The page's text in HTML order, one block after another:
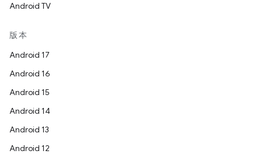
Android TV
版本
Android 17
Android 16
Android 15
Android 14
Android 13
Android 12